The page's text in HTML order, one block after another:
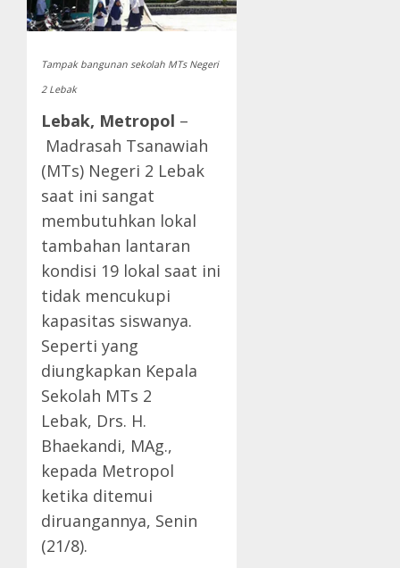
Tampak bangunan sekolah MTs Negeri
2 Lebak
Lebak, Metropol –
Madrasah Tsanawiah
(MTs) Negeri 2 Lebak
saat ini sangat
membutuhkan lokal
tambahan lantaran
kondisi 19 lokal saat ini
tidak mencukupi
kapasitas siswanya.
Seperti yang
diungkapkan Kepala
Sekolah MTs 2
Lebak, Drs. H.
Bhaekandi, MAg.,
kepada Metropol
ketika ditemui
diruangannya, Senin
(21/8).